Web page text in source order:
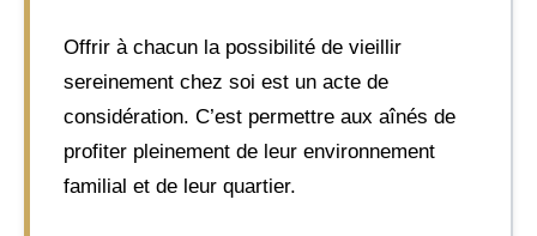
Offrir à chacun la possibilité de vieillir
sereinement chez soi est un acte de
considération. C’est permettre aux aînés de
profiter pleinement de leur environnement
familial et de leur quartier.